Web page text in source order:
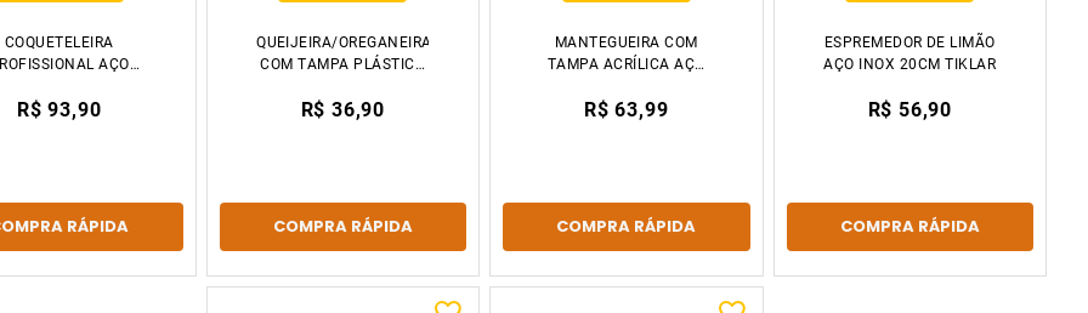
COQUETELEIRA
AÇO
R$ 93,90
RÁPIDA
QUEIJEIRA/OREGANEIRA
COM TAMPA PLÁSTICA
TIKLAR
R$ 36,90
COMPRA RÁPIDA
MANTEGUEIRA COM
TAMPA ACRÍLICA AÇO
R$ 63,99
COMPRA RÁPIDA
ESPREMEDOR DE LIMÃO
AÇO INOX 20CM TIKLAR
R$ 56,90
COMPRA RÁPIDA